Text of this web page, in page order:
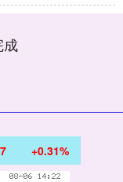
成
+0.31%